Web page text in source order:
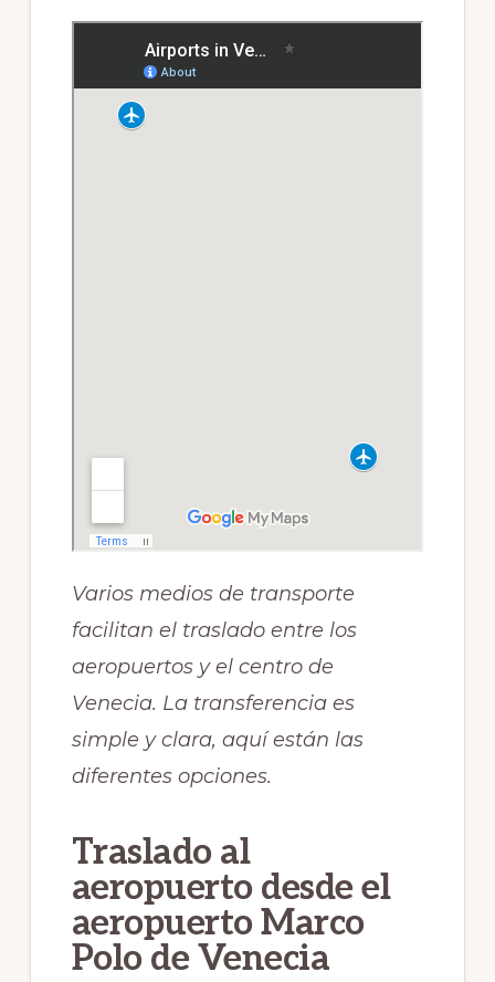
Varios medios de transporte
facilitan el traslado entre los
aeropuertos y el centro de
Venecia. La transferencia es
simple y clara, aquí están las
diferentes opciones.
Traslado al
aeropuerto desde el
aeropuerto Marco
Polo de Venecia